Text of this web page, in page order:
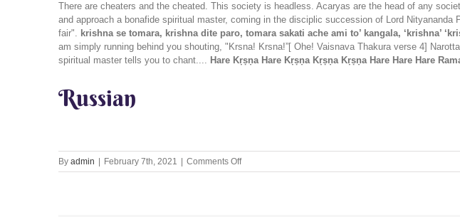
There are cheaters and the cheated. This society is headless. Acaryas are the head of any
and approach a bonafide spiritual master, coming in the disciplic succession of Lord
fair". krishna se tomara, krishna dite paro, tomara sakati ache ami to’ kangala, ‘krishna’
am simply running behind you shouting, "Krsna! Krsna!”[ Ohe! Vaisnava Thakura verse 4]
spiritual master tells you to chant.... Hare Kṛṣṇa Hare Kṛṣṇa Kṛṣṇa Kṛṣṇa Hare Hare Hare
Russian
By admin February 7th, 2021 Comments Offon
Not